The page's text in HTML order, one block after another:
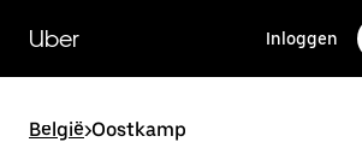
naar
hoofdinhoud
Uber Inloggen
België>Oostkamp